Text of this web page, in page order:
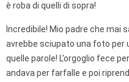
è roba di quelli di sopra!
Incredibile! Mio padre che mai
avrebbe sciupato una foto per
quelle parole! L’orgoglio fece
andava per farfalle e poi